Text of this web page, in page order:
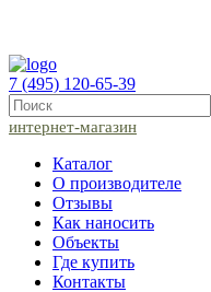
7 (495) 120-65-39
интернет-магазин
Каталог
О производителе
Отзывы
Как наносить
Объекты
Где купить
Контакты